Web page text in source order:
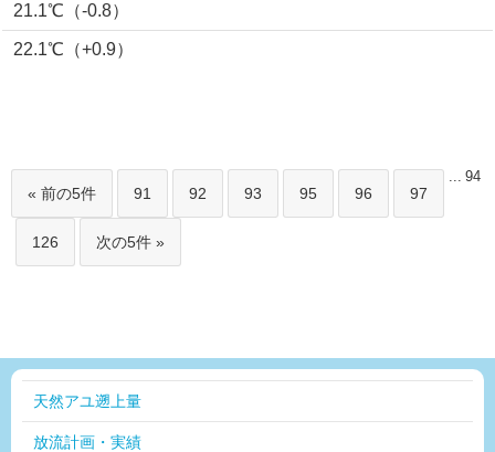
21.1℃（-0.8）
22.1℃（+0.9）
« 前の5件 91 92 93
94
95 96 97
...
126 次の5件 »
天然アユ遡上量
放流計画・実績